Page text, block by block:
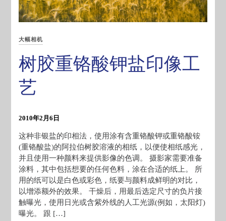
大幅相机
树胶重铬酸钾盐印像工
艺
2010年2月6日
这种非银盐的印相法，使用涂有含重铬酸钾或重铬酸铵
(重铬酸盐)的阿拉伯树胶溶液的相纸，以便使相纸感光，
并且使用一种颜料来提供影像的色调。 摄影家需要准备
涂料，其中包括想要的任何色料，涂在合适的纸上。 所
用的纸可以是白色或彩色，纸要与颜料成鲜明的对比，
以增添额外的效果。 干燥后，用最后选定尺寸的负片接
触曝光，使用日光或含紫外线的人工光源(例如，太阳灯)
曝光。 跟 […]